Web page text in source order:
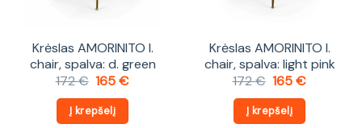
Krėslas AMORINITO l.
chair, spalva: d. green
172€ Original
was:
172 €.
165€Current
Į krepšelį
Krėslas AMORINITO l.
chair, spalva: light pink
172€ Original
was:
172 €.
165€Current
Į krepšelį